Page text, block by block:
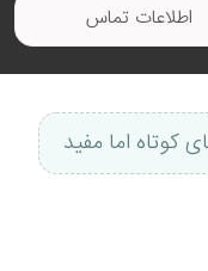
اطلاعات تماس
کوتاه اما مفید